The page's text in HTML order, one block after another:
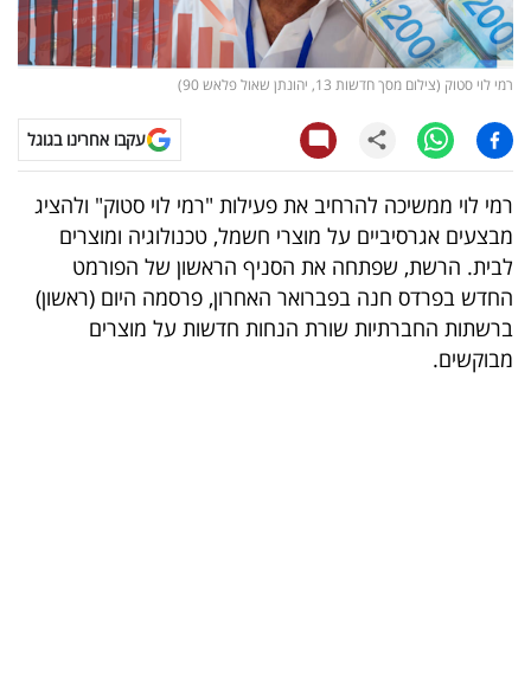
קריפטו
ויראלי
טלוויזיה
עסקי
ספורט
קריירה
ולימודים
מינויים
רמי לוי סטוק (צילום מסך חדשות 13, יהונתן שאול פלאש 90)
עקבו אחרינו בגוגל
רמי לוי ממשיכה להרחיב את פעילות "רמי לוי סטוק" ולהציג
מבצעים אגרסיביים על מוצרי חשמל, טכנולוגיה ומוצרים
לבית. הרשת, שפתחה את הסניף הראשון של הפורמט
החדש בפרדס חנה בפברואר האחרון, פרסמה היום (ראשון)
ברשתות החברתיות שורת הנחות חדשות על מוצרים
מבוקשים.